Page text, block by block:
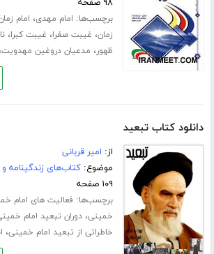
۹۸ صفحه
برچسب‌ها: امام مهدی، امام
زمان، غیبت صغرا، غیبت کبرا،
ظهور، مدعیان دروغین مهدویت
دانلود کتاب تبعید
از: امیر قربانی
موضوع:کتاب‌های زندگینامه و
۱۰۹ صفحه
برچسب‌ها: فعالیت های امام
خمینی،دوران تبعید امام
خاطراتی از تبعید امام خمینی،